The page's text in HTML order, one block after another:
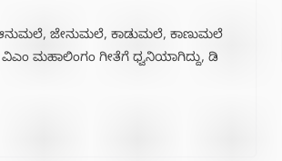
ಆನುಮಲೆ, ಜೇನುಮಲೆ, ಕಾಡುಮಲೆ, ಕಾಣುಮಲೆ
ವಿಎಂ ಮಹಾಲಿಂಗಂ ಗೀತೆಗೆ ಧ್ವನಿಯಾಗಿದ್ದು, ಡಿ